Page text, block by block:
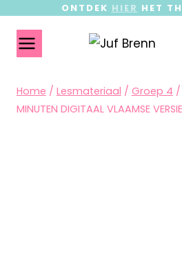
ONTDEK HIER HET
Home / Lesmateriaal / Groep 4 /
MINUTEN DIGITAAL VLAAMSE VERSIE